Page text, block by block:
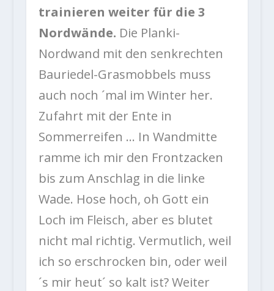
trainieren weiter für die 3
Nordwände. Die Planki-
Nordwand mit den senkrechten
Bauriedel-Grasmobbels muss
auch noch ´mal im Winter her.
Zufahrt mit der Ente in
Sommerreifen … In Wandmitte
ramme ich mir den Frontzacken
bis zum Anschlag in die linke
Wade. Hose hoch, oh Gott ein
Loch im Fleisch, aber es blutet
nicht mal richtig. Vermutlich, weil
ich so erschrocken bin, oder weil
´s mir heut´ so kalt ist? Weiter